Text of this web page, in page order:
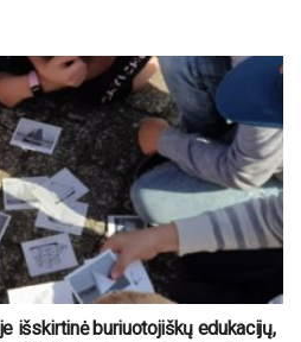
išskirtinė buriuotojiškų edukacijų,